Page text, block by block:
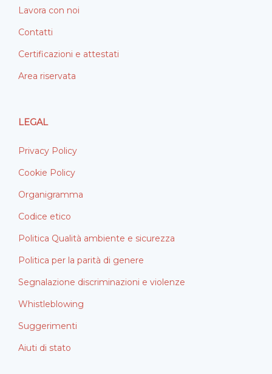
Lavora con noi
Contatti
Certificazioni e attestati
Area riservata
LEGAL
Privacy Policy
Cookie Policy
Organigramma
Codice etico
Politica Qualità ambiente e sicurezza
Politica per la parità di genere
Segnalazione discriminazioni e violenze
Whistleblowing
Suggerimenti
Aiuti di stato